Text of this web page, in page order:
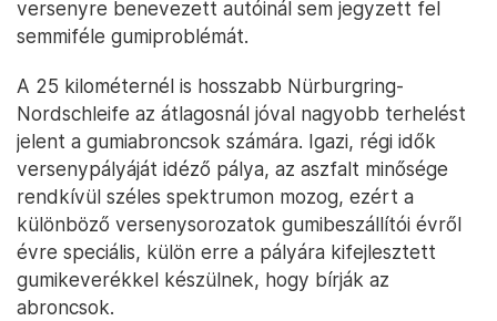
versenyre benevezett autóinál sem jegyzett fel
semmiféle gumiproblémát.
A 25 kilométernél is hosszabb Nürburgring-
Nordschleife az átlagosnál jóval nagyobb terhelést
jelent a gumiabroncsok számára. Igazi, régi idők
versenypályáját idéző pálya, az aszfalt minősége
rendkívül széles spektrumon mozog, ezért a
különböző versenysorozatok gumibeszállítói évről
évre speciális, külön erre a pályára kifejlesztett
gumikeverékkel készülnek, hogy bírják az
abroncsok.